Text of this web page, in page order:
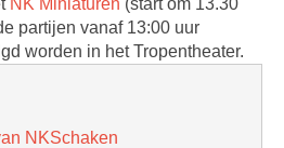
NK Miniaturen (start om 13.30
partijen vanaf 13:00 uur
worden in het Tropentheater.
NKSchaken